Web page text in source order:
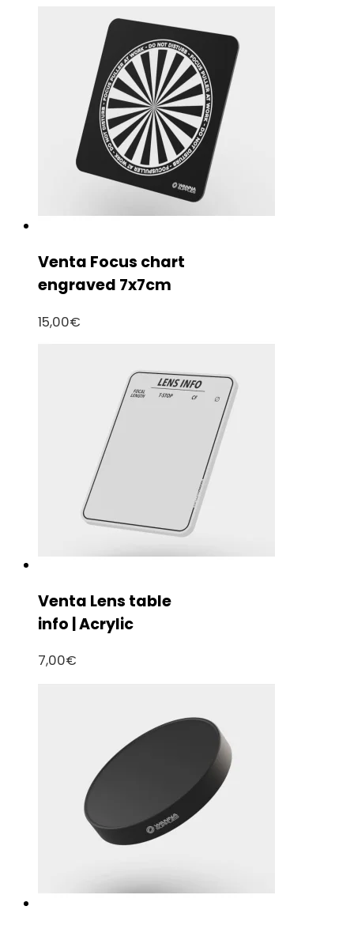
Venta Focus chart
engraved 7x7cm
15,00€
Venta Lens table
info | Acrylic
7,00€